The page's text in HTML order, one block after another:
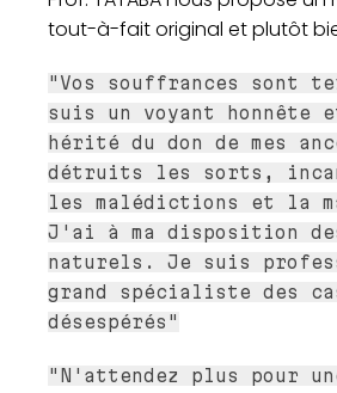
tout-à-fait original et plutôt
"Vos souffrances sont
suis un voyant honnête
hérité du don de mes
détruits les sorts,
les malédictions et la
J'ai à ma disposition
naturels. Je suis
grand spécialiste des
désespérés"
"N'attendez plus pour